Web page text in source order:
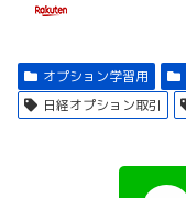
オプション学習用
日経オプション取引